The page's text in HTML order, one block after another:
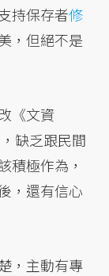
持保存者修
，但絕不是
《文資
缺乏跟民間
積極作為，
，還有信心
，主動有專